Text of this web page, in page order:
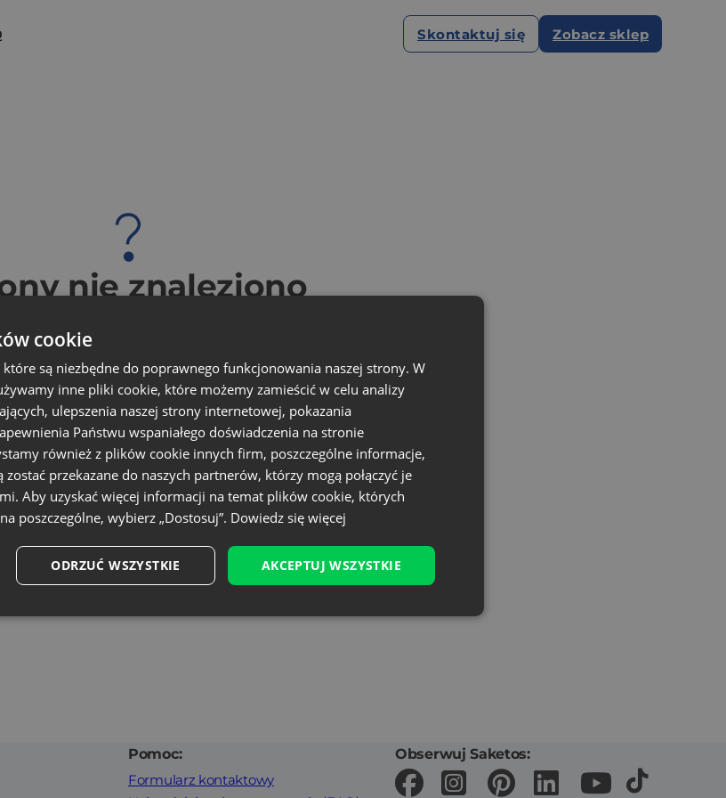
Skontaktuj się Zobacz sklep
nie znaleziono
Wróć na stronę główną
Pomoc:
Formularz kontaktowy
Obserwuj Saketos:
cookie
są niezbędne do poprawnego funkcjonowania naszej strony. W
inne pliki cookie, które możemy zamieścić w celu analizy
ulepszenia naszej strony internetowej, pokazania
Państwu wspaniałego doświadczenia na stronie
również z plików cookie innych firm, poszczególne informacje,
przekazane do naszych partnerów, którzy mogą połączyć je
Aby uzyskać więcej informacji na temat plików cookie, których
poszczególne, wybierz „Dostosuj”. Dowiedz się więcej
AKCEPTUJ WSZYSTKIE
ODRZUĆ WSZYSTKIE